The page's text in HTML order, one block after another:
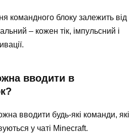
командного блоку залежить від
– кожен тік, імпульсний і
вводити в
вводити будь-які команди, які
у чаті Minecraft.